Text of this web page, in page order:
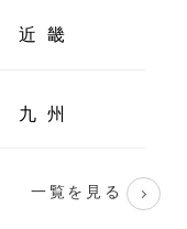
近 畿
九 州
一覧を見る